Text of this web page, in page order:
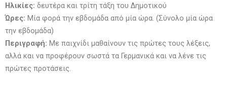
Ηλικίες: δευτέρα και τρίτη τάξη του Δημοτικού
Ώρες: Μία φορά την εβδομάδα από μία ώρα. (Σύνολο μία ώρα
την εβδομάδα)
Περιγραφή: Με παιχνίδι μαθαίνουν τις πρώτες τους λέξεις,
αλλά και να προφέρουν σωστά τα Γερμανικά και να λένε τις
πρώτες προτάσεις.